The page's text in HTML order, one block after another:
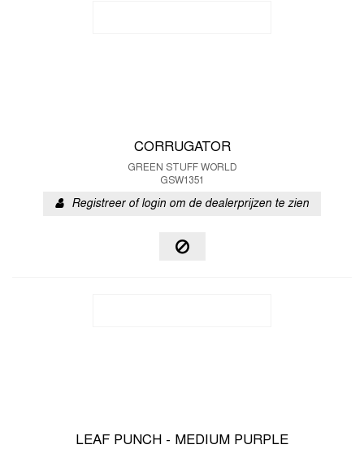
CORRUGATOR
GREEN STUFF WORLD
GSW1351
Registreer of login om de dealerprijzen te zien
LEAF PUNCH - MEDIUM PURPLE